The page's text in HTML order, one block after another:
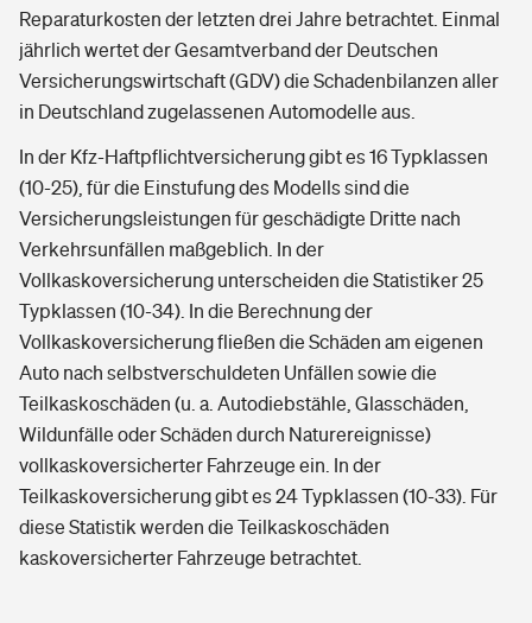
Reparaturkosten der letzten drei Jahre betrachtet. Einmal
jährlich wertet der Gesamtverband der Deutschen
Versicherungswirtschaft (GDV) die Schadenbilanzen aller
in Deutschland zugelassenen Automodelle aus.
In der Kfz-Haftpflichtversicherung gibt es 16 Typklassen
(10-25), für die Einstufung des Modells sind die
Versicherungsleistungen für geschädigte Dritte nach
Verkehrsunfällen maßgeblich. In der
Vollkaskoversicherung unterscheiden die Statistiker 25
Typklassen (10-34). In die Berechnung der
Vollkaskoversicherung fließen die Schäden am eigenen
Auto nach selbstverschuldeten Unfällen sowie die
Teilkaskoschäden (u. a. Autodiebstähle, Glasschäden,
Wildunfälle oder Schäden durch Naturereignisse)
vollkaskoversicherter Fahrzeuge ein. In der
Teilkaskoversicherung gibt es 24 Typklassen (10-33). Für
diese Statistik werden die Teilkaskoschäden
kaskoversicherter Fahrzeuge betrachtet.